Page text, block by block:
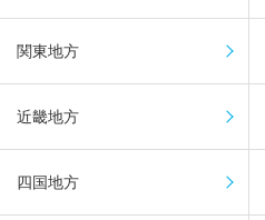
関東地方
近畿地方
四国地方